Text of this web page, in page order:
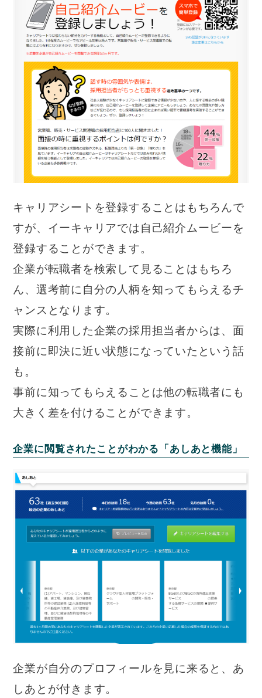
キャリアシートを登録することはもちろんで
すが、イーキャリアでは自己紹介ムービーを
登録することができます。
企業が転職者を検索して見ることはもちろ
ん、選考前に自分の人柄を知ってもらえるチ
ャンスとなります。
実際に利用した企業の採用担当者からは、面
接前に即決に近い状態になっていたという話
も。
事前に知ってもらえることは他の転職者にも
大きく差を付けることができます。
企業に閲覧されたことがわかる「あしあと機能」
企業が自分のプロフィールを見に来ると、あ
しあとが付きます。